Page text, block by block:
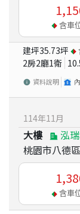
含車
建坪35.73坪
2房2廳1衛
資料說明
114年11 月
大樓
泓
桃園市八德
含車